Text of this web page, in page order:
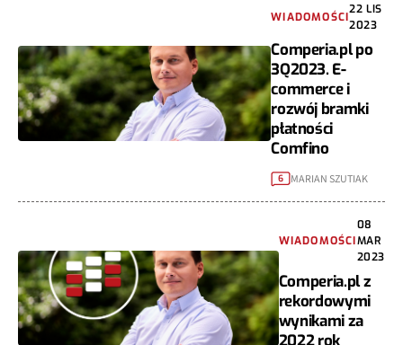
WIADOMOŚCI
22 LIS
2023
Comperia.pl po
3Q2023. E-
commerce i
rozwój bramki
płatności
Comfino
6 MARIAN SZUTIAK
WIADOMOŚCI
08
MAR
2023
Comperia.pl z
rekordowymi
wynikami za